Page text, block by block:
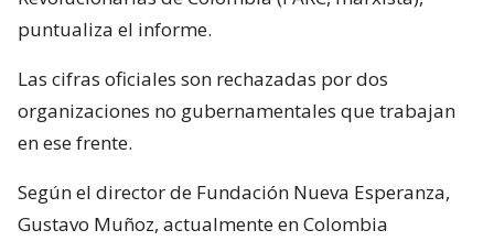
puntualiza el informe.
Las cifras oficiales son rechazadas por dos
organizaciones no gubernamentales que trabajan
en ese frente.
Según el director de Fundación Nueva Esperanza,
Gustavo Muñoz, actualmente en Colombia